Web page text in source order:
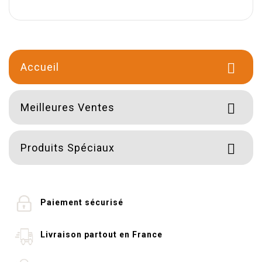
Accueil 
Meilleures Ventes 
Produits Spéciaux 
Paiement sécurisé
Livraison partout en France